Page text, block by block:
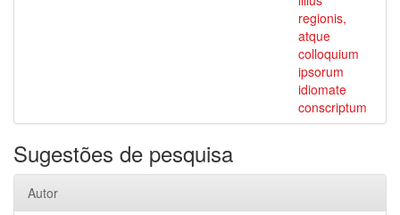
regionis,
atque
colloquium
ipsorum
idiomate
conscriptum
Sugestões de pesquisa
Autor